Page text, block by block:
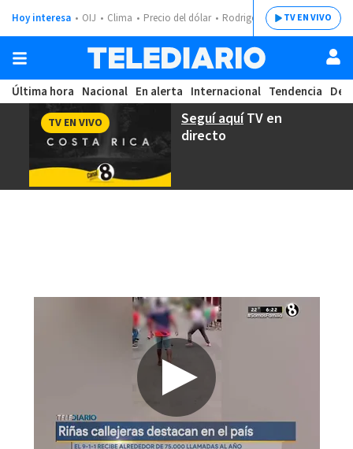
Hoy interesa OIJ Clima Precio del dólar Rodrigo ChavesTV EN VIVO
Última hora Nacional En alerta Internacional Tendencia
Seguí aquíTV en
directo
TV EN VIVO